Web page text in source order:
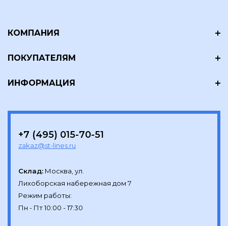
КОМПАНИЯ
ПОКУПАТЕЛЯМ
ИНФОРМАЦИЯ
+7 (495) 015-70-51
zakaz@st-lines.ru
Склад: Москва, ул.
Лихоборская набережная дом 7
Режим работы: